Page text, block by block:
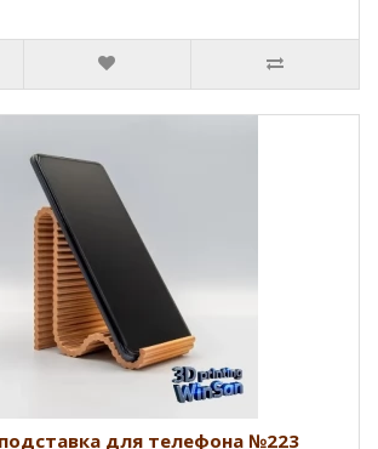
для телефона №223